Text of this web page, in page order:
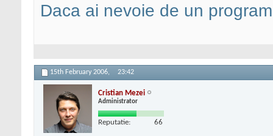
Daca ai nevoie de un
15th February 2006, 23:42
Cristian Mezei
Administrator
Reputatie: 66